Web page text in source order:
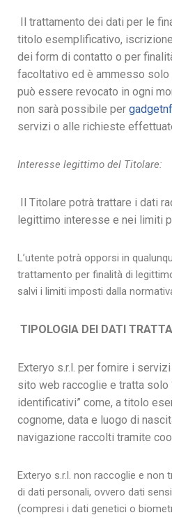
Il trattamento dei dati per le
titolo esemplificativo,
dei form di contatto o per
facoltativo ed è ammesso solo
può essere revocato in ogni
non sarà possibile per
servizi o alle richieste
Interesse legittimo del Titolare:
Il Titolare potrà trattare i dati
legittimo interesse e nei limiti
L’utente potrà opporsi in
trattamento per finalità di
salvi i limiti imposti dalla
TIPOLOGIA DEI DATI
Exteryo s.r.l. per fornire i
sito web raccoglie e tratta solo
identificativi” come, a titolo
cognome, data e luogo di
navigazione raccolti tramite
Exteryo s.r.l. non raccoglie e non
di dati personali, ovvero dati
(compresi i dati genetici o